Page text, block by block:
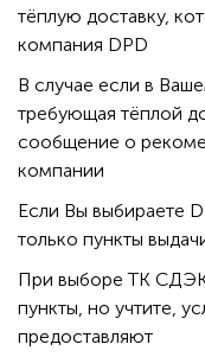
тёплую доставку,
компания DPD
В случае если в
требующая тёплой
сообщение о
компании
Если Вы выбираете
только пункты
При выборе ТК
пункты, но учтите,
предоставляют